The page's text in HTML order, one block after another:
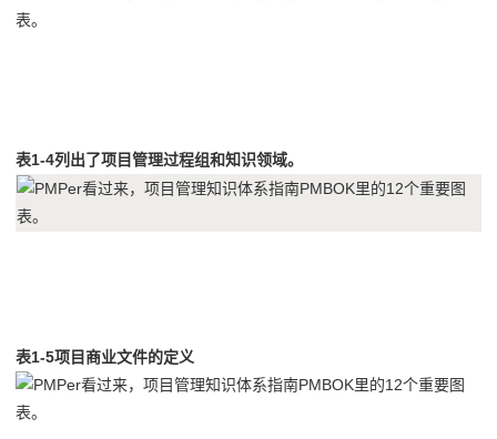
表1-4列出了项目管理过程组和知识领域。
表1-5项目商业文件的定义